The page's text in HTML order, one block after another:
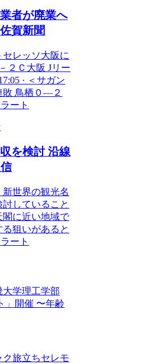
者が廃業へ
賀新聞
セレッソ大阪に
２Ｃ大阪 Jリー
· ＜サガン
敗 鳥栖０―２
ート
を検討 沿線
世界の観光名
していること
閣に近い地域で
狙いがあると
ート
学理工学部
」開催 〜年齢
旅立ちセレモ